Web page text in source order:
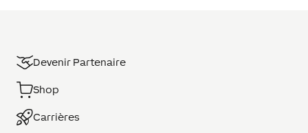
Devenir Partenaire
Shop
Carrières